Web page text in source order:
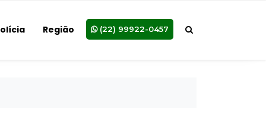
Região (22) 99922-0457